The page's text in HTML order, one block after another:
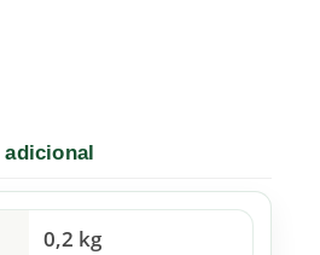
0,2 kg